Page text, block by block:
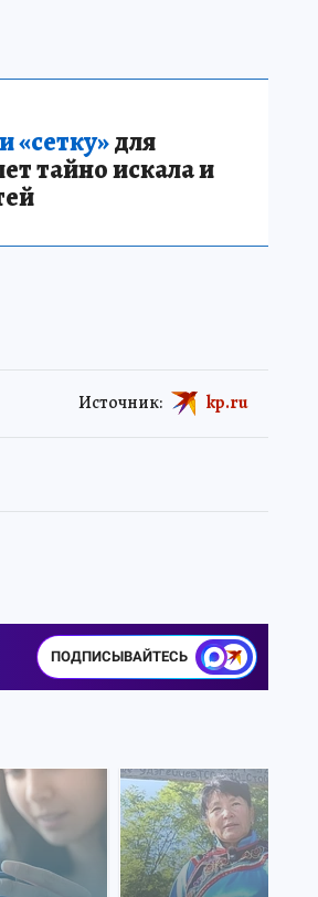
«сетку»для
тайно искала и
Источник: kp.ru
ПОДПИСЫВАЙТЕСЬ